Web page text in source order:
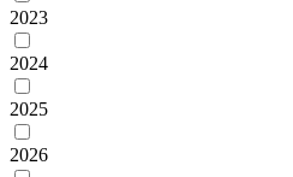
2023
2024
2025
2026